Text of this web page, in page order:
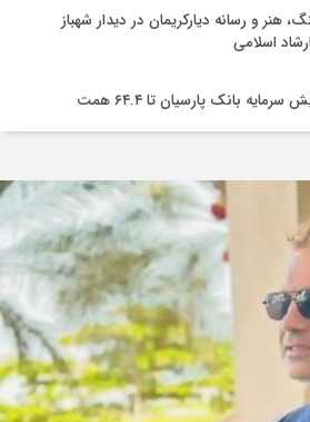
هنر و رسانه دیارکریمان در دیدار شهباز
اسلامی
بانک پارسیان تا ۶۴.۴ همت
راهی برای تقویت تاب‌آوری صنعت بیمه
و بحران ارز؛ هشدار درباره توقف زنجیره تامین
ملت ایران را نمی‌شکند